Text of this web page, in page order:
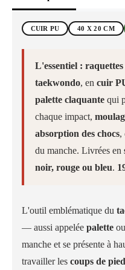
CUIR PU 40 X 20 CM
L'essentiel :
taekwondo, en cuir
palette claquantequi
chaque impact,
absorption des chocs,
du manche. Livrées en
noir, rouge ou bleu.
L'outil emblématique du
— aussi appelée palette ou
manche et se présente à
travailler les coups de pied